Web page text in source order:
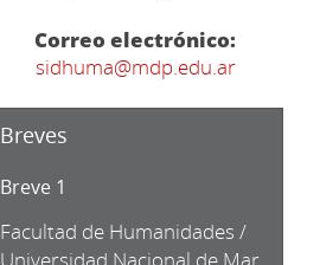
Correo electrónico:
sidhuma@mdp.edu.ar
Breves
Breve 1
Facultad de Humanidades /